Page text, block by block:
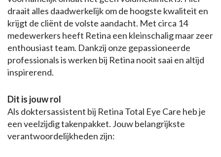
draait alles daadwerkelijk om de hoogste kwaliteit en
krijgt de cliënt de volste aandacht. Met circa 14
medewerkers heeft Retina een kleinschalig maar zeer
enthousiast team. Dankzij onze gepassioneerde
professionals is werken bij Retina nooit saai en altijd
inspirerend.
Dit is jouw rol
Als doktersassistent bij Retina Total Eye Care heb je
een veelzijdig takenpakket. Jouw belangrijkste
verantwoordelijkheden zijn: